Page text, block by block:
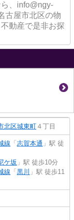
、info@ngy-
古屋市北区の物
動産で是非お探
北区城東町 ４丁目
線 「 志賀本通 」駅 徒
ケ坂 」駅 徒歩10分
線 「 黒川 」駅 徒歩11